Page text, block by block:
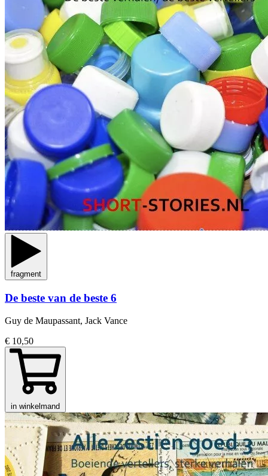
fragment
De beste van de beste 6
Guy de Maupassant, Jack Vance
€ 10,50
in winkelmand